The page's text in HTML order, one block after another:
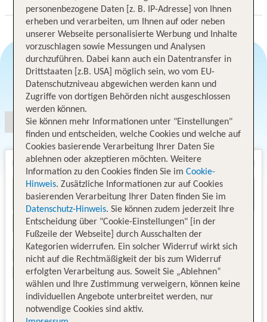
Angebotsauswahl
personenbezogene Daten [z. B. IP-Adresse] von Ihnen
erheben und verarbeiten, um Ihnen auf oder neben
unserer Webseite personalisierte Werbung und Inhalte
vorzuschlagen sowie Messungen und Analysen
durchzuführen. Dabei kann auch ein Datentransfer in
Drittstaaten [z.B. USA] möglich sein, wo vom EU-
Datenschutzniveau abgewichen werden kann und
Zugriffe von dortigen Behörden nicht ausgeschlossen
werden können.
Sie können mehr Informationen unter "Einstellungen"
finden und entscheiden, welche Cookies und welche auf
Cookies basierende Verarbeitung Ihrer Daten Sie
ablehnen oder akzeptieren möchten. Weitere
Information zu den Cookies finden Sie im Cookie-
Hinweis. Zusätzliche Informationen zur auf Cookies
basierenden Verarbeitung Ihrer Daten finden Sie im
Datenschutz-Hinweis. Sie können zudem jederzeit Ihre
Entscheidung über "Cookie-Einstellungen" [in der
Fußzeile der Webseite] durch Ausschalten der
Kategorien widerrufen. Ein solcher Widerruf wirkt sich
nicht auf die Rechtmäßigkeit der bis zum Widerruf
erfolgten Verarbeitung aus. Soweit Sie „Ablehnen“
wählen und Ihre Zustimmung verweigern, können keine
individuellen Angebote unterbreitet werden, nur
notwendige Cookies sind aktiv.